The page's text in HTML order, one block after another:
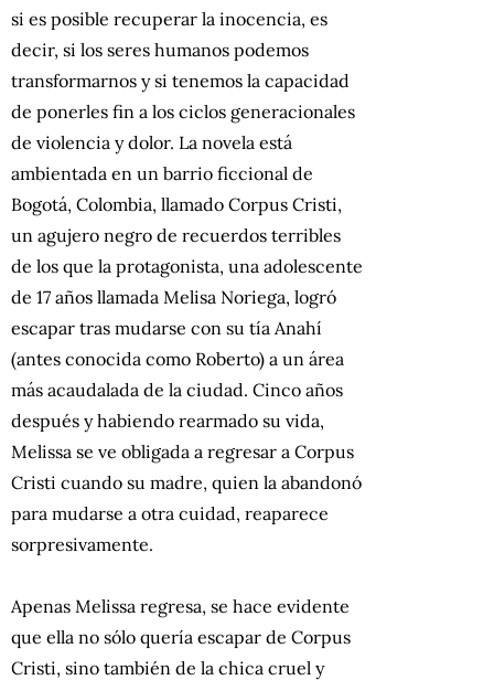
si es posible recuperar la inocencia, es
decir, si los seres humanos podemos
transformarnos y si tenemos la capacidad
de ponerles fin a los ciclos generacionales
de violencia y dolor. La novela está
ambientada en un barrio ficcional de
Bogotá, Colombia, llamado Corpus Cristi,
un agujero negro de recuerdos terribles
de los que la protagonista, una adolescente
de 17 años llamada Melisa Noriega, logró
escapar tras mudarse con su tía Anahí
(antes conocida como Roberto) a un área
más acaudalada de la ciudad. Cinco años
después y habiendo rearmado su vida,
Melissa se ve obligada a regresar a Corpus
Cristi cuando su madre, quien la abandonó
para mudarse a otra cuidad, reaparece
sorpresivamente.
Apenas Melissa regresa, se hace evidente
que ella no sólo quería escapar de Corpus
Cristi, sino también de la chica cruel y